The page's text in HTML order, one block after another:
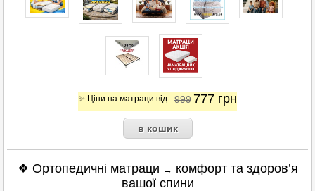
✨ Ціни на матраци від 999 777 грн
❖ Ортопедичні матраци → комфорт та здоров’я
вашої спини